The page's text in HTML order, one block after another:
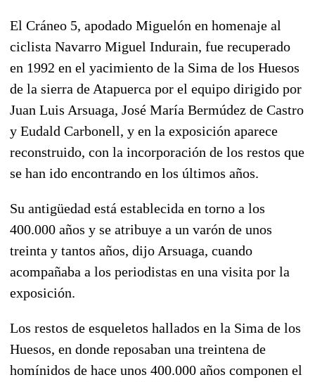
El Cráneo 5, apodado Miguelón en homenaje al
ciclista Navarro Miguel Indurain, fue recuperado
en 1992 en el yacimiento de la Sima de los Huesos
de la sierra de Atapuerca por el equipo dirigido por
Juan Luis Arsuaga, José María Bermúdez de Castro
y Eudald Carbonell, y en la exposición aparece
reconstruido, con la incorporación de los restos que
se han ido encontrando en los últimos años.
Su antigüedad está establecida en torno a los
400.000 años y se atribuye a un varón de unos
treinta y tantos años, dijo Arsuaga, cuando
acompañaba a los periodistas en una visita por la
exposición.
Los restos de esqueletos hallados en la Sima de los
Huesos, en donde reposaban una treintena de
homínidos de hace unos 400.000 años componen el